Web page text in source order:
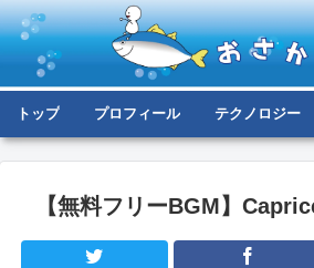
トップ プロフィール テクノロジー
【無料フリーBGM】